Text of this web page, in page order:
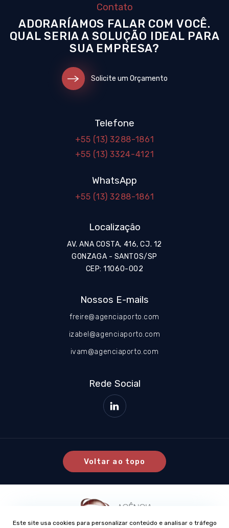
Este site usa cookies para personalizar conteúdo e analisar o tráfego
Contato
ADORARÍAMOS FALAR COM VOCÊ.
QUAL SERIA A SOLUÇÃO IDEAL PARA
SUA EMPRESA?
Solicite um Orçamento
Telefone
+55 (13) 3288-1861
+55 (13) 3324-4121
WhatsApp
+55 (13) 3288-1861
Localização
AV. ANA COSTA, 416, CJ. 12
GONZAGA - SANTOS/SP
CEP: 11060-002
Nossos E-mails
freire@agenciaporto.com
izabel@agenciaporto.com
ivam@agenciaporto.com
Rede Social
Voltar ao topo